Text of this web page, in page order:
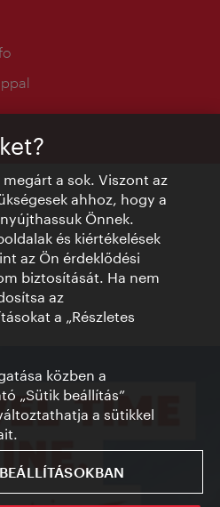
megárt a sok. Viszont az
ahhoz, hogy a
Önnek.
és kiértékelések
az Ön érdeklődési
biztosítását. Ha nem
az
a „Részletes
közben a
„Sütik beállítás”
a sütikkel